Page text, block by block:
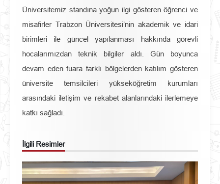
Üniversitemiz standına yoğun ilgi gösteren öğrenci ve
misafirler Trabzon Üniversitesi’nin akademik ve idari
birimleri ile güncel yapılanması hakkında görevli
hocalarımızdan teknik bilgiler aldı. Gün boyunca
devam eden fuara farklı bölgelerden katılım gösteren
üniversite temsilcileri yükseköğretim kurumları
arasındaki iletişim ve rekabet alanlarındaki ilerlemeye
katkı sağladı.
İlgili Resimler